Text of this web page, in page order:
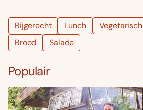
Bijgerecht Lunch Vegetarisch
Brood
Salade
Populair